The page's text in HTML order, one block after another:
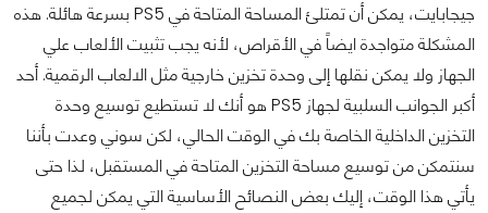
جيجابايت، يمكن أن تمتلئ المساحة المتاحة في PS5 بسرعة هائلة. هذه
المشكلة متواجدة ايضاً في الأقراص، لأنه يجب تثبيت الألعاب علي
الجهاز ولا يمكن نقلها إلى وحدة تخزين خارجية مثل الالعاب الرقمية. أحد
أكبر الجوانب السلبية لجهاز PS5 هو أنك لا تستطيع توسيع وحدة
التخزين الداخلية الخاصة بك في الوقت الحالي، لكن سوني وعدت بأننا
سنتمكن من توسيع مساحة التخزين المتاحة في المستقبل، لذا حتى
يأتي هذا الوقت، إليك بعض النصائح الأساسية التي يمكن لجميع